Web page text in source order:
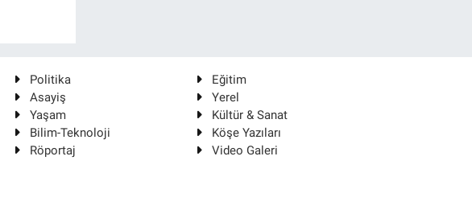
Politika
Eğitim
Asayiş
Yerel
Yaşam
Kültür & Sanat
Bilim-Teknoloji
Köşe Yazıları
Röportaj
Video Galeri